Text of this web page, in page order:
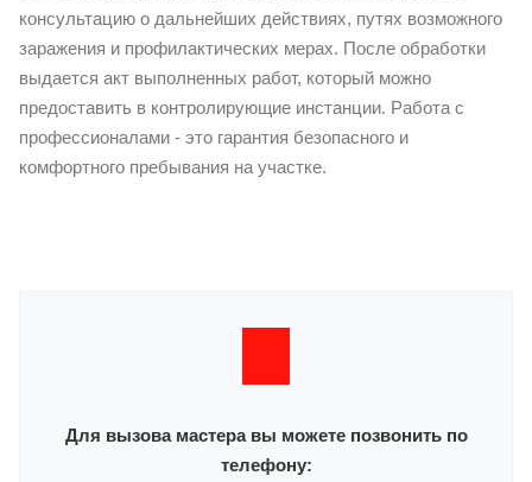
консультацию о дальнейших действиях, путях возможного
заражения и профилактических мерах. После обработки
выдается акт выполненных работ, который можно
предоставить в контролирующие инстанции. Работа с
профессионалами - это гарантия безопасного и
комфортного пребывания на участке.
Для вызова мастера вы можете позвонить по
телефону: